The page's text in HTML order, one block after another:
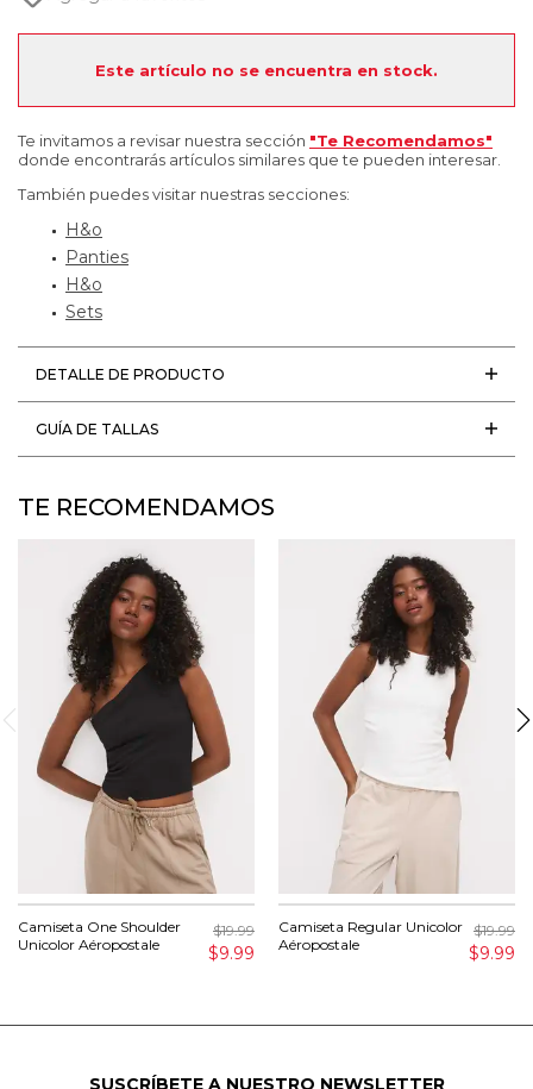
Este artículo no se encuentra en stock.
Te invitamos a revisar nuestra sección "Te Recomendamos"
donde encontrarás artículos similares que te pueden interesar.
También puedes visitar nuestras secciones:
H&o
Panties
H&o
Sets
DETALLE DE PRODUCTO
GUÍA DE TALLAS
TE RECOMENDAMOS
Camiseta One Shoulder
Unicolor Aéropostale
$19.99
$9.99
Camiseta Regular Unicolor
Aéropostale
$19.99
$9.99
SUSCRÍBETE A NUESTRO NEWSLETTER